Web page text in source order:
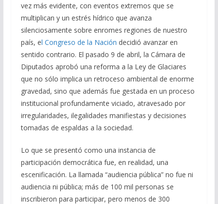
vez más evidente, con eventos extremos que se
multiplican y un estrés hídrico que avanza
silenciosamente sobre enromes regiones de nuestro
país, el Congreso de la Nación decidió avanzar en
sentido contrario. El pasado 9 de abril, la Cámara de
Diputados aprobó una reforma a la Ley de Glaciares
que no sólo implica un retroceso ambiental de enorme
gravedad, sino que además fue gestada en un proceso
institucional profundamente viciado, atravesado por
irregularidades, ilegalidades manifiestas y decisiones
tomadas de espaldas a la sociedad.
Lo que se presentó como una instancia de
participación democrática fue, en realidad, una
escenificación. La llamada “audiencia pública” no fue ni
audiencia ni pública; más de 100 mil personas se
inscribieron para participar, pero menos de 300